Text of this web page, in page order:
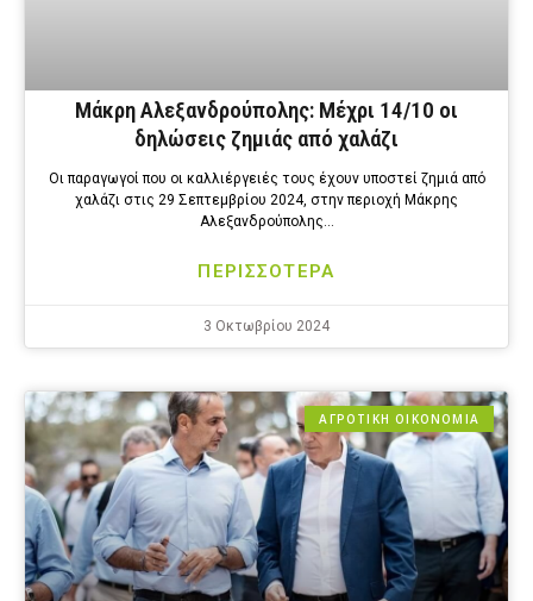
Μάκρη Αλεξανδρούπολης: Μέχρι 14/10 οι
δηλώσεις ζημιάς από χαλάζι
Οι παραγωγοί που οι καλλιέργειές τους έχουν υποστεί ζημιά από
χαλάζι στις 29 Σεπτεμβρίου 2024, στην περιοχή Μάκρης
Αλεξανδρούπολης…
ΠΕΡΙΣΣΟΤΕΡΑ
3 Οκτωβρίου 2024
ΑΓΡΟΤΙΚΗ ΟΙΚΟΝΟΜΙΑ